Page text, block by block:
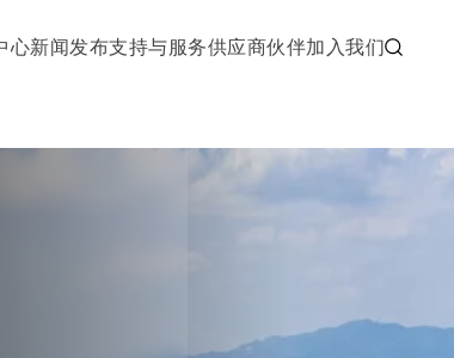
心新闻发布支持与服务供应商伙伴加入我们